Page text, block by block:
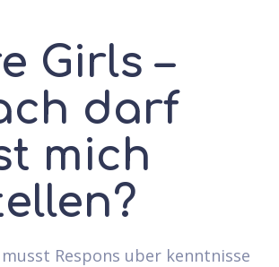
Girls –
darf
mich
Respons uber kenntnisse